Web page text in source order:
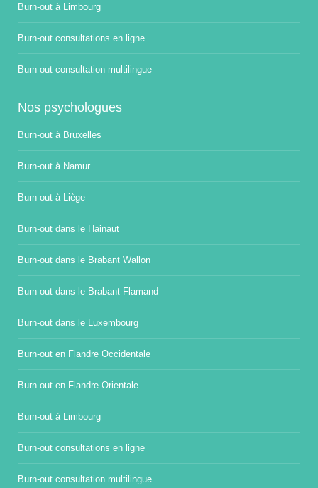
Burn-out à Limbourg
Burn-out consultations en ligne
Burn-out consultation multilingue
Nos psychologues
Burn-out à Bruxelles
Burn-out à Namur
Burn-out à Liège
Burn-out dans le Hainaut
Burn-out dans le Brabant Wallon
Burn-out dans le Brabant Flamand
Burn-out dans le Luxembourg
Burn-out en Flandre Occidentale
Burn-out en Flandre Orientale
Burn-out à Limbourg
Burn-out consultations en ligne
Burn-out consultation multilingue